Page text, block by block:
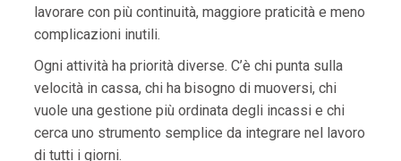
lavorare con più continuità, maggiore praticità e meno
complicazioni inutili.
Ogni attività ha priorità diverse. C’è chi punta sulla
velocità in cassa, chi ha bisogno di muoversi, chi
vuole una gestione più ordinata degli incassi e chi
cerca uno strumento semplice da integrare nel lavoro
di tutti i giorni.